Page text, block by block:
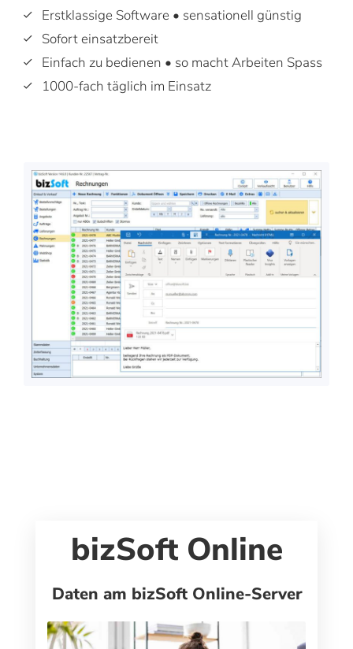
Erstklassige Software • sensationell günstig
Sofort einsatzbereit
Einfach zu bedienen • so macht Arbeiten Spass
1000-fach täglich im Einsatz
bizSoft Online
Daten am bizSoft Online-Server